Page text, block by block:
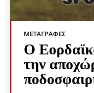
ΜΕΤΑΓΡΑΦΈΣ
Ο
την